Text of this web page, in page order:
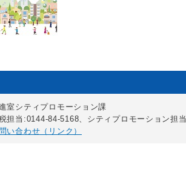
室シティプロモーション課
担当:0144-84-5168、シティプロモーション担
い合わせ（リンク）